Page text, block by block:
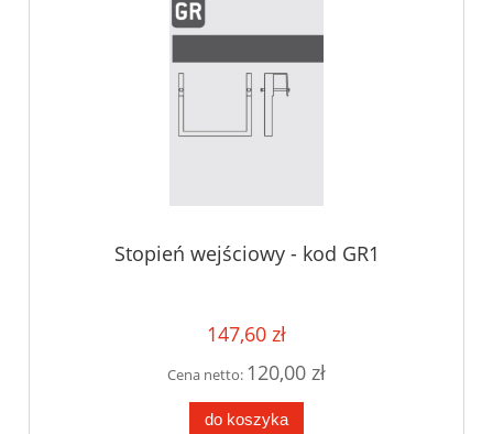
Stopień wejściowy - kod GR1
147,60 zł
Cena netto: 120,00 zł
do koszyka